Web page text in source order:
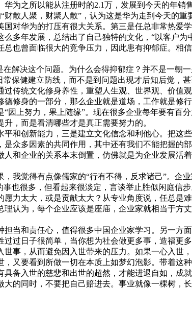
为之所以能从注册时的2.1万，发展到今天的年
财散人聚，财聚人散”，认为这是华为走到今天的
对华为的打压有很大关系。第三是任总非常热爱
多年发展，总结出了自己独特的文化，“以客户为
曾面临很大的竞争压力，因此患有抑郁症。相
在解决这个问题。为什么会得抑郁症？并不是一
保健建立防线，而不是到问题出现才后知后觉，甚
统文化修身养性，重塑人生观、世界观、价值
修身的一部分，那么企业就是道场，工作就是修
上努力，果上随缘”。现在很多企业每年要有百
，而是看清哪些才是真正需要努力的。
创新能力，三是建立文化信念和利他心。把这
众多因素的共同作用，其中还有我们不能把握
和企业的关系本末倒置，仿佛就是为企业发展
我觉得有点像儒家的“行有不得，反求诸己”。企
也很多，但看起来很淡定，言谈举止胜似闲庭信
太大，或是贡献太大？从专业角度说，任总是
认为，每个企业应该是座庙，企业家就相当于
担当和责任心，值得很多中国企业家学习。另一方
过日子很简单，当你想为社会做更多事，造福更
，从而避免因入世带来的压力。如果一心入世
又要看到所做一切在本质上如梦幻泡影。带着
备入世的慈悲和出世的超然，才能进退自如，成就
的同时，不要把自己赔进去。事业就像一棵树